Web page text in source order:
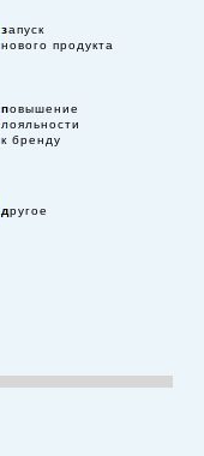
запуск
нового продукта
повышение
лояльности
к бренду
другое